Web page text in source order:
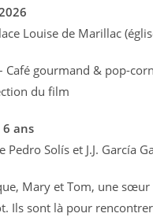
Louise de Marillac
Café gourmand & pop-corn
du film
6 ans
Pedro Solís et J.J. García
Mary et Tom, une
Ils sont là pour